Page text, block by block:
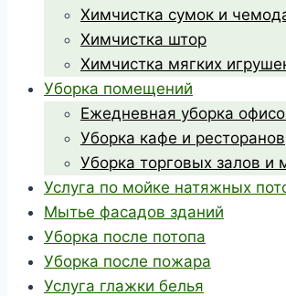
Химчистка сумок и
Химчистка штор
Химчистка мягких
Уборка помещений
Ежедневная уборка
Уборка кафе и ресторанов
Уборка торговых залов и
Услуга по мойке натяжных
Мытье фасадов зданий
Уборка после потопа
Уборка после пожара
Услуга глажки белья